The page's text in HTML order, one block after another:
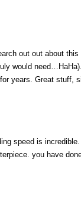
out out about
would
years. Great stuff,
speed is
you have